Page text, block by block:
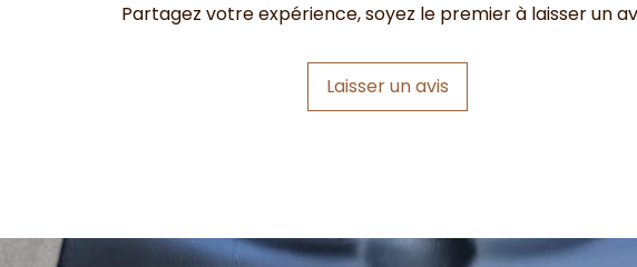
Partagez votre expérience, soyez le premier à laisser un
Laisser un avis